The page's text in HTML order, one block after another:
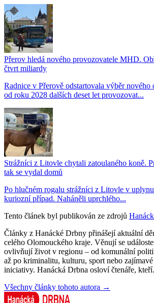
Přerov hledá nového provozovatele MHD.
čtvrt miliardy
Radnice v Přerově odstartovala výběr nového
od roku 2028 dalších deset let provozovat...
Strážníci z Litovle chytali zatoulaného koně.
tak se vydal domů
Po hlučném rogalu strážníci z Litovle v
kuriozní případ. Naháněli uprchlého...
Tento článek byl publikován ze zdrojů
Články z Hanácké Drbny přinášejí aktuální
celého Olomouckého kraje. Věnují se
ovlivňují život v regionu – od komunální
až po kriminalitu, kulturu, sport nebo zajímavé
iniciativy. Hanácká Drbna osloví čtenáře,
Všechny články tohoto autora →